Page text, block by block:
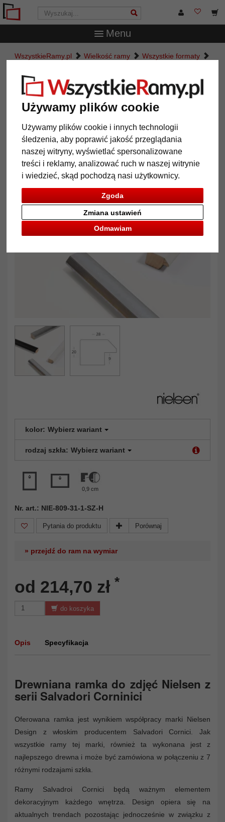
Używamy plików cookie
Używamy plików cookie i innych technologii
śledzenia, aby poprawić jakość przeglądania
naszej witryny, wyświetlać spersonalizowane
treści i reklamy, analizować ruch w naszej witrynie
i wiedzieć, skąd pochodzą nasi użytkownicy.
Zgoda
Odmawiam
Zmiana ustawień
Menu
WszystkieRamy.pl Wielkość ramy
Wszystkie formaty
Rama drewniana na wymiar,
Contemporanea 28
Powrót
kolor: Wybierz wariant
rodzaj szkła: Wybierz wariant
0,9 cm
Nr. art.: NIE-809-31-1-SZ-H
Pytania do produktu Porównaj
» przejdź do ram na wymiar
od 214,70 zł *
do koszyka
Opis Specyfikacja
Drewniana ramka do zdjęć Nielsen z
serii Salvadori Corninici
Oferowana ramka jest wynikiem współpracy marki Nielsen
Design z włoskim producentem Salvadori Cornici. Jak
wszystkie ramy tej marki, również ta wykonana jest z
najlepszego drewna i może być zamówiona w połączeniu z 7
różnymi rodzajami szkła.
Ramy Salvadroi Cornici będą ważnym elementem
dekoracyjnym każdego wnętrza. Design opiera się na
aktualnych trendach pozostając jednocześnie w związku z